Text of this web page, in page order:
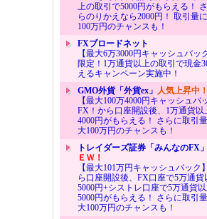
上の取引で5000円がもらえる！
らのりかえなら2000円！ 取引量
100万円のチャンスも！
FXブロードネット
【最大6万3000円キャッシュバッ
限定！1万通貨以上の取引で現金
えるキャンペーン実施中！
GMO外貨「外貨ex」 人気上昇中！
【最大100万4000円キャッシュバ
FX！から口座開設後、1万通貨以
4000円がもらえる！ さらに取引
大100万円のチャンスも！
トレイダーズ証券「みんなのFX」
ＥＷ！
【最大101万円キャッシュバック
ら口座開設後、FX口座で5万通
5000円+シストレ口座で5万通貨
5000円がもらえる！ さらに取引
大100万円のチャンスも！